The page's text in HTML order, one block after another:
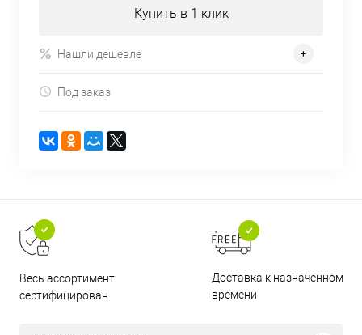
Купить в 1 клик
Нашли дешевле
Под заказ
Весь ассортимент
сертифицирован
Доставка к назначенному
времени